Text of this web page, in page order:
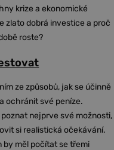
krize a ekonomické
zlato dobrá investice a proč
roste?
ze způsobů, jak se účinně
ochránit své peníze.
nejprve své možnosti,
si realistická očekávání.
by měl počítat se třemi